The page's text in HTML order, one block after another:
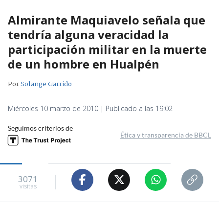
Almirante Maquiavelo señala que
tendría alguna veracidad la
participación militar en la muerte
de un hombre en Hualpén
PorSolange Garrido
Miércoles 10 marzo de 2010 | Publicado a las 19:02
Seguimos criterios de
Ética y transparencia de BBCL
3071
visitas